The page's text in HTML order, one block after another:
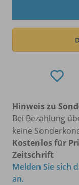
Hinweis zu
Bei Bezahlung
keine
Kostenlos für
Zeitschrift
Melden Sie sich
an.